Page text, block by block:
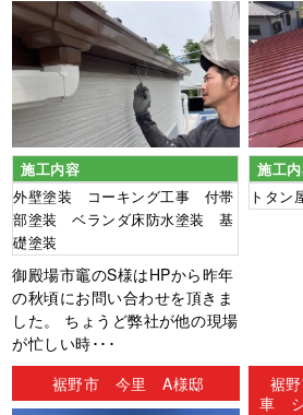
施工内容
外壁塗装 コーキング工事 付帯
部塗装 ベランダ床防水塗装 基
礎塗装
御殿場市竈のS様はHPから昨年
の秋頃にお問い合わせを頂きま
した。 ちょうど弊社が他の現場
が忙しい時･･･
施工
トタン
裾野市 今里 A様邸
裾
車 シ